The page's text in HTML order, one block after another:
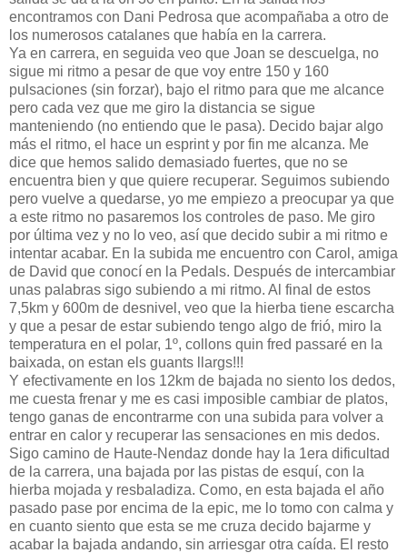
encontramos con Dani Pedrosa que acompañaba a otro de
los numerosos catalanes que había en la carrera.
Ya en carrera, en seguida veo que Joan se descuelga, no
sigue mi ritmo a pesar de que voy entre 150 y 160
pulsaciones (sin forzar), bajo el ritmo para que me alcance
pero cada vez que me giro la distancia se sigue
manteniendo (no entiendo que le pasa). Decido bajar algo
más el ritmo, el hace un esprint y por fin me alcanza. Me
dice que hemos salido demasiado fuertes, que no se
encuentra bien y que quiere recuperar. Seguimos subiendo
pero vuelve a quedarse, yo me empiezo a preocupar ya que
a este ritmo no pasaremos los controles de paso. Me giro
por última vez y no lo veo, así que decido subir a mi ritmo e
intentar acabar. En la subida me encuentro con Carol, amiga
de David que conocí en la Pedals. Después de intercambiar
unas palabras sigo subiendo a mi ritmo. Al final de estos
7,5km y 600m de desnivel, veo que la hierba tiene escarcha
y que a pesar de estar subiendo tengo algo de frió, miro la
temperatura en el polar, 1º, collons quin fred passaré en la
baixada, on estan els guants llargs!!!
Y efectivamente en los 12km de bajada no siento los dedos,
me cuesta frenar y me es casi imposible cambiar de platos,
tengo ganas de encontrarme con una subida para volver a
entrar en calor y recuperar las sensaciones en mis dedos.
Sigo camino de Haute-Nendaz donde hay la 1era dificultad
de la carrera, una bajada por las pistas de esquí, con la
hierba mojada y resbaladiza. Como, en esta bajada el año
pasado pase por encima de la epic, me lo tomo con calma y
en cuanto siento que esta se me cruza decido bajarme y
acabar la bajada andando, sin arriesgar otra caída. El resto